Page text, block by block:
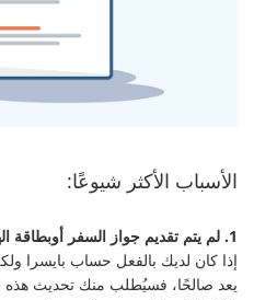
الأسباب الأكثر شيوعًا:
1. لم يتم تقديم جواز السفر أوبطاقة الهوية
إذا كان لديك بالفعل حساب بايسرا
يعد صالحًا، فسيُطلب منك تحديث هذه